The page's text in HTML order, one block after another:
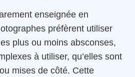
enseignée en
préfèrent utiliser
plus ou moins absconses,
à utiliser, qu’elles sont
mises de côté. Cette